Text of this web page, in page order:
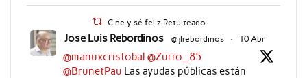
Cine y sé feliz Retuiteado
Jose Luis Rebordinos @jlrebordinos · 10 Abr
@manuxcristobal @Zurro_85
@BrunetPau Las ayudas públicas están